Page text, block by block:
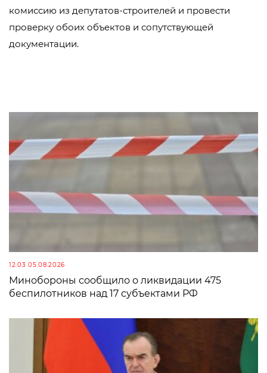
комиссию из депутатов-строителей и провести
проверку обоих объектов и сопутствующей
документации.
12:03 05.08.2026
Минобороны сообщило о ликвидации 475
беспилотников над 17 субъектами РФ